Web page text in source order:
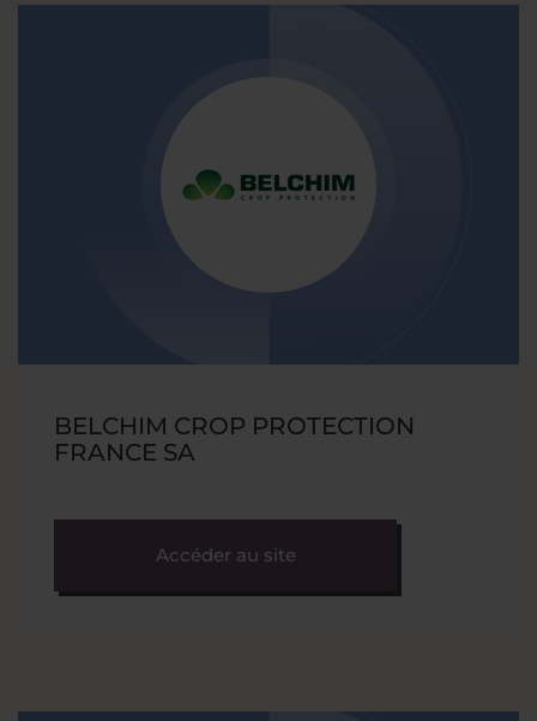
BELCHIM CROP PROTECTION
FRANCE SA
Accéder au site